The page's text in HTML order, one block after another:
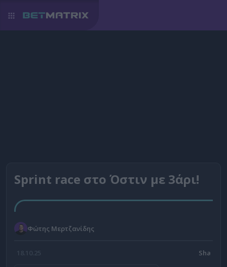
Sprint race στο Όστιν με 3άρι!
Φώτης Μερτζανίδης
18.10.25